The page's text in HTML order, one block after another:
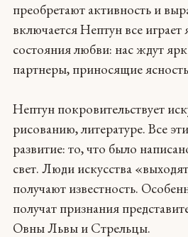
преобретают активность и
включается Нептун все
состояния любви: нас ждут
партнеры, приносящие
Нептун покровительствует
рисованию, литературе. Все
развитие: то, что было
свет. Люди искусства
получают известность.
получат признания
Овны Львы и Стрельцы.